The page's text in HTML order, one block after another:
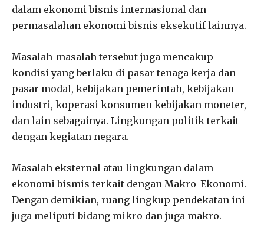
dalam ekonomi bisnis internasional dan
permasalahan ekonomi bisnis eksekutif lainnya.
Masalah-masalah tersebut juga mencakup
kondisi yang berlaku di pasar tenaga kerja dan
pasar modal, kebijakan pemerintah, kebijakan
industri, koperasi konsumen kebijakan moneter,
dan lain sebagainya. Lingkungan politik terkait
dengan kegiatan negara.
Masalah eksternal atau lingkungan dalam
ekonomi bismis terkait dengan Makro-Ekonomi.
Dengan demikian, ruang lingkup pendekatan ini
juga meliputi bidang mikro dan juga makro.